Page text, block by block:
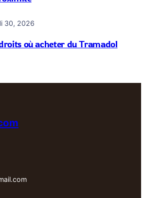
30, 2026
où acheter du Tramadol